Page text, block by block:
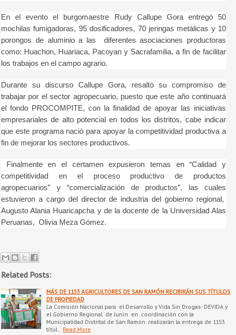
En el evento el burgomaestre Rudy Callupe Gora entregó 50
mochilas fumigadoras, 95 dosificadores, 70 jeringas metálicas y 10
porongos de aluminio a las diferentes asociaciones productoras
como: Huachon, Huariaca, Pacoyan y Sacrafamilia, a fin de facilitar
los trabajos en el campo agrario.
Durante su discurso Callupe Gora, resaltó su compromiso de
trabajar por el sector agropecuario, puesto que este año continuará
el fondo PROCOMPITE, con la finalidad de apoyar las iniciativas
empresariales de alto potencial en todos los distritos, cabe indicar
que este programa nació para apoyar la competitividad productiva a
fin de mejorar los sectores productivos.
Finalmente en el certamen expusieron temas en “Calidad y
competitividad en el proceso productivo de productos
agropecuarios” y “comercialización de productos”, las cuales
estuvieron a cargo del director de industria del gobierno regional,
Augusto Alania Huaricapcha y de la docente de la Universidad Alas
Peruanas, Olivia Meza Gómez.
Related Posts:
MÁS DE 1153 AGRICULTORES DE SAN RAMÓN RECIBIRÁN SUS TÍTULOS
DE PROPIEDAD
La Comisión Nacional para el Desarrollo y Vida Sin Drogas- DEVIDA y
el Gobierno Regional de Junín en coordinación con la
Municipalidad Distrital de San Ramón realizarán la entrega de 1153
títul…
Read More